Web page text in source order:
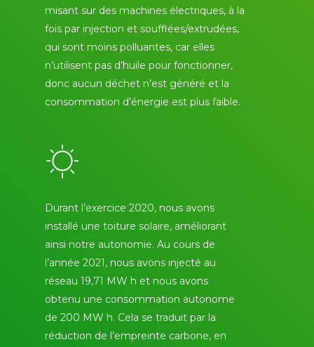
misant sur des machines électriques, à la
fois par injection et soufflées/extrudées,
qui sont moins polluantes, car elles
n’utilisent pas d’huile pour fonctionner,
donc aucun déchet n’est généré et la
consommation d’énergie est plus faible.
Durant l’exercice 2020, nous avons
installé une toiture solaire, améliorant
ainsi notre autonomie. Au cours de
l’année 2021, nous avons injecté au
réseau 19,71 MW h et nous avons
obtenu une consommation autonome
de 200 MW h. Cela se traduit par la
réduction de l’empreinte carbone, en